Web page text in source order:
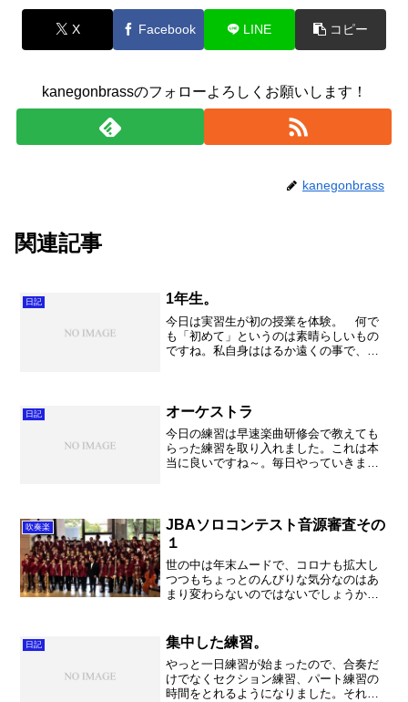
X Facebook LINE コピー
kanegonbrassのフォローよろしくお願いします！
kanegonbrass
関連記事
日記 1年生。
今日は実習生が初の授業を体験。 何で
も「初めて」というのは素晴らしいもの
ですね。私自身ははるか遠くの事で、記
自由に授業をさせてくれた...
日記 オーケストラ
今日の練習は早速楽曲研修会で教えても
らった練習を取り入れました。これは本
当に良いですね～。毎日やっていきまし
だこれから。やっぱり課題...
吹奏楽
JBAソロコンテスト音源審査その
１
世の中は年末ムードで、コロナも拡大し
つつもちょっとのんびりな気分なのはあ
まり変わらないのではないでしょうか。
す年末になっているご家庭も多いかと思
います。 そして私は7時...
日記 集中した練習。
やっと一日練習が始まったので、合奏だ
けでなくセクション練習、パート練習の
時間をとれるようになりました。それで